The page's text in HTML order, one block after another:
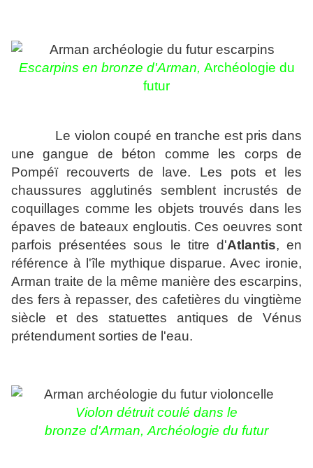
Escarpins en bronze d'Arman, Archéologie du
futur
Le violon coupé en tranche est pris dans
une gangue de béton comme les corps de
Pompéï recouverts de lave. Les pots et les
chaussures agglutinés semblent incrustés de
coquillages comme les objets trouvés dans les
épaves de bateaux engloutis. Ces oeuvres sont
parfois présentées sous le titre d'Atlantis, en
référence à l'île mythique disparue. Avec ironie,
Arman traite de la même manière des escarpins,
des fers à repasser, des cafetières du vingtième
siècle et des statuettes antiques de Vénus
prétendument sorties de l'eau.
Violon détruit coulé dans le
bronze d'Arman, Archéologie du futur